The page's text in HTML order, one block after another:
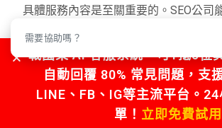
具體服務內容是至關重要的。SEO公司
非常廣泛，有的公司提供顧問服務來協
據每個客戶的需求，服務方式會有所不
常見的可以分成SEO顧問服務、SEO網
檢、SEO關鍵字詞研究、SEO網站優化
戰國策 AI 客服系統，可1抵5位
自動回覆 80% 常見問題，支
LINE、FB、IG等主流平台。24
單！ 立即免費試用
需要協助嗎？